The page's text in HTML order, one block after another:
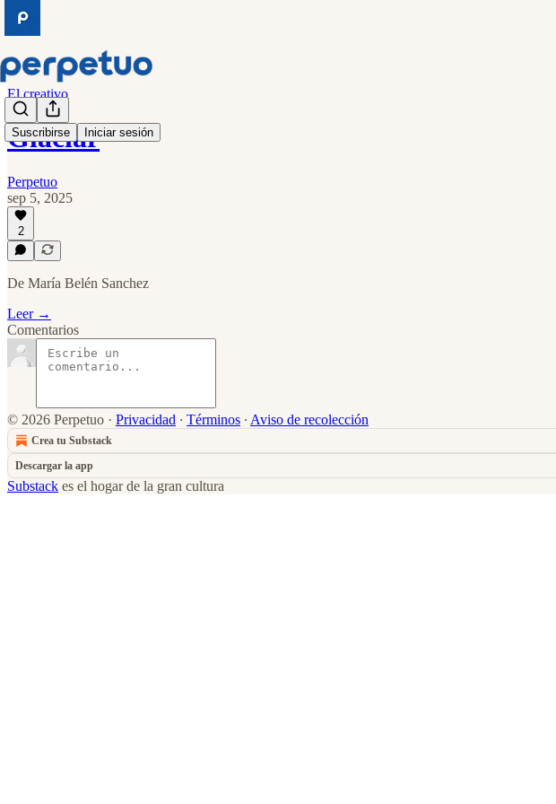
Suscribirse Iniciar sesión
El creativo
Glaciar
Perpetuo
sep 5, 2025
2
De María Belén Sanchez
Leer →
Comentarios
© 2026 Perpetuo · Privacidad ∙ Términos ∙ Aviso de recolección
Crea tu Substack
Descargar la app
Substack es el hogar de la gran cultura